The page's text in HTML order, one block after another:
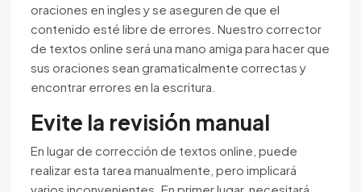
oraciones en ingles y se aseguren de que el
contenido esté libre de errores. Nuestro corrector
de textos online será una mano amiga para hacer que
sus oraciones sean gramaticalmente correctas y
encontrar errores en la escritura.
Evite la revisión manual
En lugar de corrección de textos online, puede
realizar esta tarea manualmente, pero implicará